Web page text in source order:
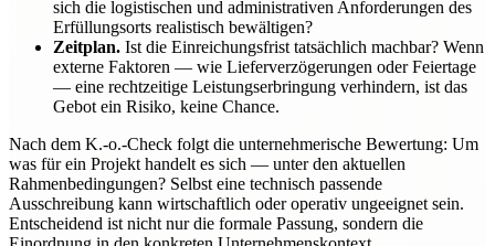
sich die logistischen und administrativen Anforderungen des
Erfüllungsorts realistisch bewältigen?
Zeitplan. Ist die Einreichungsfrist tatsächlich machbar? Wenn
externe Faktoren — wie Lieferverzögerungen oder Feiertage
— eine rechtzeitige Leistungserbringung verhindern, ist das
Gebot ein Risiko, keine Chance.
Nach dem K.-o.-Check folgt die unternehmerische Bewertung: Um
was für ein Projekt handelt es sich — unter den aktuellen
Rahmenbedingungen? Selbst eine technisch passende
Ausschreibung kann wirtschaftlich oder operativ ungeeignet sein.
Entscheidend ist nicht nur die formale Passung, sondern die